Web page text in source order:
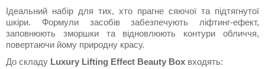
Ідеальний набір для тих, хто прагне сяючої та підтягнутої
шкіри. Формули засобів забезпечують ліфтинг-ефект,
заповнюють зморшки та відновлюють контури обличчя,
повертаючи йому природну красу.
До складу Luxury Lifting Effect Beauty Box входять: